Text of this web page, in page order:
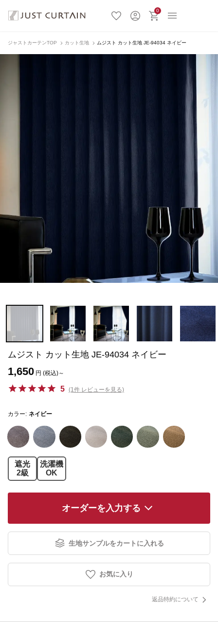
0
ジャストカーテンTOP カット生地 ムジスト カット生地 JE-94034 ネイビー
ムジスト カット生地 JE-94034 ネイビー
1,650 円 (税込)～
5 (1件 レビューを見る)
カラー: ネイビー
遮光
2級
洗濯機
OK
オーダーを入力する
生地サンプルをカートに入れる
お気に入り
返品特約について